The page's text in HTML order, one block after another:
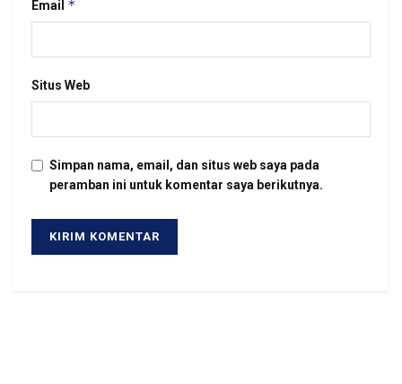
Email *
Situs Web
Simpan nama, email, dan situs web saya pada
peramban ini untuk komentar saya berikutnya.